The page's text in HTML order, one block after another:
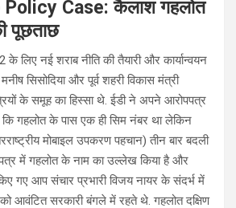
Case: कैलाश गहलोत
पूछताछ
लिए नई शराब नीति की तैयारी और कार्यान्वयन
सिसोदिया और पूर्व शहरी विकास मंत्री
के समूह का हिस्सा थे. ईडी ने अपने आरोपपत्र
कि गहलोत के पास एक ही सिम नंबर था लेकिन
मोबाइल उपकरण पहचान) तीन बार बदली
में गहलोत के नाम का उल्लेख किया है और
गए आप संचार प्रभारी विजय नायर के संदर्भ में
आवंटित सरकारी बंगले में रहते थे. गहलोत दक्षिण